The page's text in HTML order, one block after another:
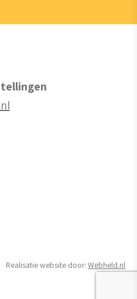
Realisatie website door: Webheld.nl